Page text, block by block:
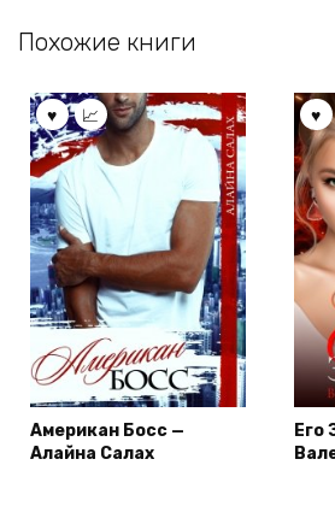
Похожие книги
Американ Босс —
Алайна Салах
Его